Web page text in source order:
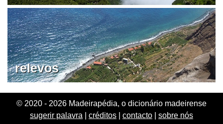
relevos
© 2020 - 2026 Madeirapédia, o dicionário madeirense
sugerir palavra
créditos contacto sobre nós